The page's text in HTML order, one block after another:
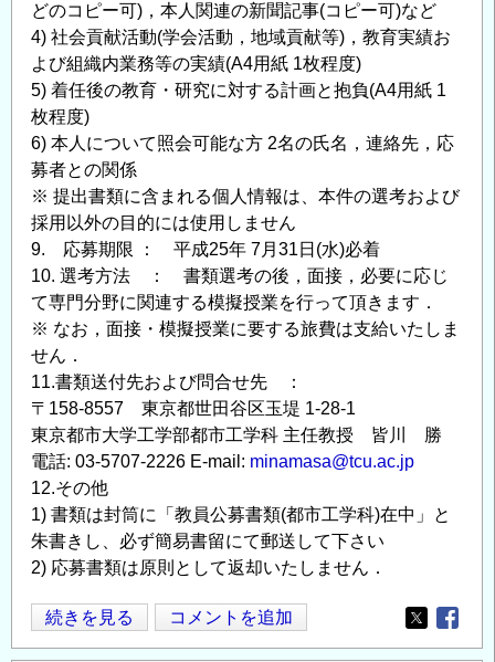
どのコピー可)，本人関連の新聞記事(コピー可)など
4) 社会貢献活動(学会活動，地域貢献等)，教育実績お
よび組織内業務等の実績(A4用紙 1枚程度)
5) 着任後の教育・研究に対する計画と抱負(A4用紙 1
枚程度)
6) 本人について照会可能な方 2名の氏名，連絡先，応
募者との関係
※ 提出書類に含まれる個人情報は、本件の選考および
採用以外の目的には使用しません
9. 応募期限 ： 平成25年 7月31日(水)必着
10. 選考方法 ： 書類選考の後，面接，必要に応じ
て専門分野に関連する模擬授業を行って頂きます．
※ なお，面接・模擬授業に要する旅費は支給いたしま
せん．
11.書類送付先および問合せ先 ：
〒158-8557 東京都世田谷区玉堤 1-28-1
東京都市大学工学部都市工学科 主任教授 皆川 勝
電話: 03-5707-2226 E-mail: minamasa@tcu.ac.jp
12.その他
1) 書類は封筒に「教員公募書類(都市工学科)在中」と
朱書きし、必ず簡易書留にて郵送して下さい
2) 応募書類は原則として返却いたしません．
東
京
続きを見る コメントを追加
Opens in